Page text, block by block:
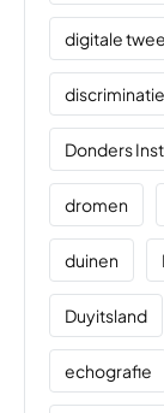
digitale
discriminatie
Donders
dromen
duinen
Duyitsland
echografie